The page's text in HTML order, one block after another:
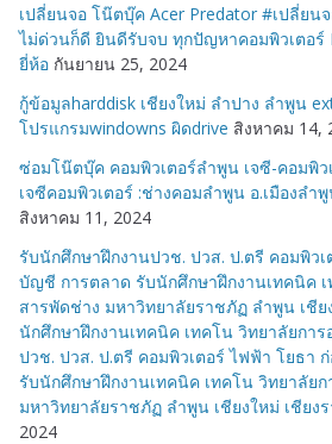
เปลี่ยนจอ โน๊ตบุ๊ค Acer Predator #เปลี่ยน
ไม่ด่วนก็ดี ยินดีรับจบ ทุกปัญหาคอมพิวเตอร์
ยี่ห้อ กันยายน 25, 2024
กู้ข้อมูลharddisk เชียงใหม่ ลำปาง ลำพูน
โปรแกรมwindowns ผิดdrive สิงหาคม 14,
ซ่อมโน๊ตบุ๊ค คอมพิวเตอร์ลำพูน เจซี-คอมพิ
เจซีคอมพิวเตอร์ :ช่างคอมลำพูน อ.เมืองลำ
สิงหาคม 11, 2024
รับนักศึกษาฝึกงานปวช. ปวส. ป.ตรี คอมพิว
บัญชี การตลาด รับนักศึกษาฝึกงานเทคนิค
สารพัดช่าง มหาวิทยาลัยราชภัฏ ลำพูน เชีย
นักศึกษาฝึกงานเทคนิค เทคโน วิทยาลัยกา
ปวช. ปวส. ป.ตรี คอมพิวเตอร์ ไฟฟ้า โยธา
รับนักศึกษาฝึกงานเทคนิค เทคโน วิทยาลัย
มหาวิทยาลัยราชภัฏ ลำพูน เชียงใหม่ เชียง
2024